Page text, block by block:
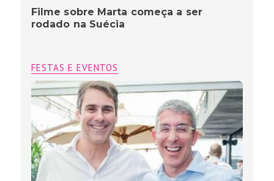
Filme sobre Marta começa a ser
rodado na Suécia
FESTAS E EVENTOS